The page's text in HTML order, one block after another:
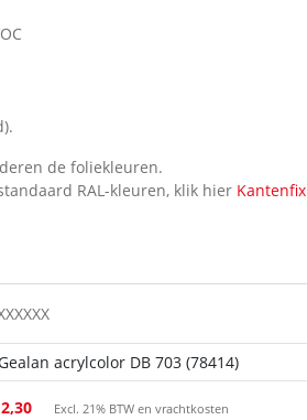
de foliekleuren.
RAL-kleuren, klik hier Kantenfix
Excl. 21% BTW en vrachtkosten